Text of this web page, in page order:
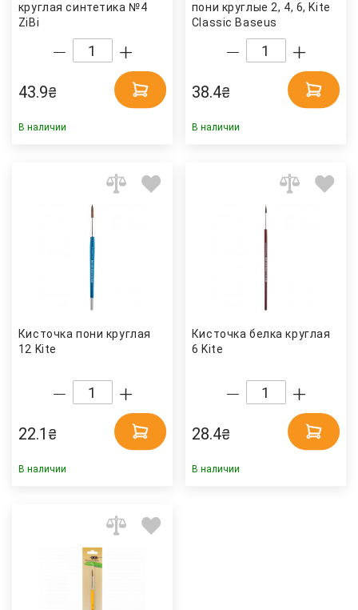
круглая синтетика №4
ZiBi
43.9₴
В наличии
пони круглые 2, 4, 6, Kite
Classic Baseus
38.4₴
В наличии
Кисточка пони круглая
12 Kite
22.1 ₴
В наличии
Кисточка белка круглая
6 Kite
28.4₴
В наличии